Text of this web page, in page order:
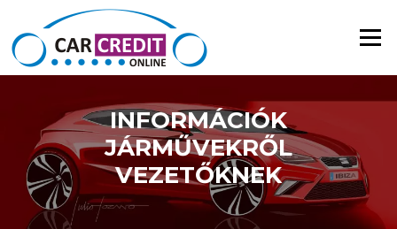
Ugrás a tartalomra
Menü
INFORMÁCIÓK
JÁRMŰVEKRŐL
VEZETŐKNEK